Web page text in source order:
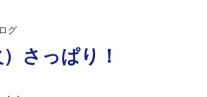
グ
さっぱり！